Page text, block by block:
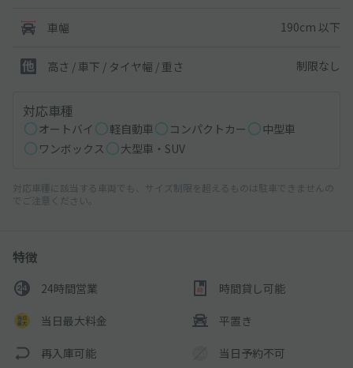
車幅 190cm 以下
高さ / 車下 / タイヤ幅 / 重さ 制限なし
対応車種
オートバイ 軽自動車 コンパクトカー
中型車
ワンボックス
大型車・SUV
対応車種に該当する車両でも、サイズ制限を超えるものは駐車できませんの
でご注意ください。
特徴
24時間営業 時間貸し可能
当日最大料金 平置き
再入庫可能 当日予約不可